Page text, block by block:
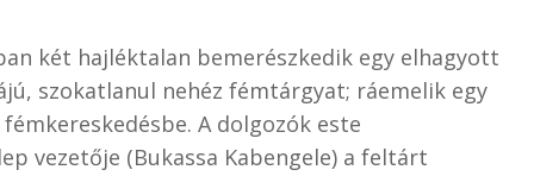
két hajléktalan bemerészkedik egy elhagyott
szokatlanul nehéz fémtárgyat; ráemelik egy
A dolgozók este
vezetője (Bukassa Kabengele) a feltárt